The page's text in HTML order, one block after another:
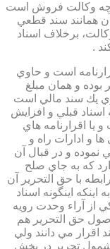
وكالت فروش است
همانند سند قطعي
برخلاف اسناد
.
است و حاوي
بوده و همان مبلغ
يك سند مالي است
اسناد قبلي و افزايش
يا اقرارنامه هاي
و ادارات راه و
نموده و در قبال آن
كه به جاي صلح
با حق التحرير آن
اينگونه اسناد
از آراء وحدت رويه
حق التحرير هم
مي دانند ولي
تحرير در بخش